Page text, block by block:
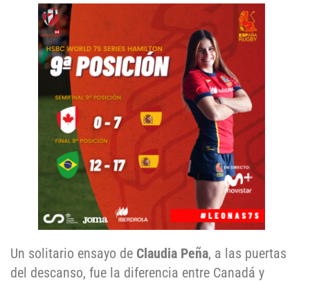
Un solitario ensayo de Claudia Peña, a las puertas
del descanso, fue la diferencia entre Canadá y